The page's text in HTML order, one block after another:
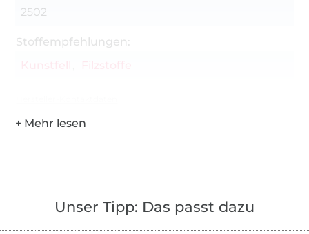
2502
Stoffempfehlungen:
Unser Tipp: Das passt dazu